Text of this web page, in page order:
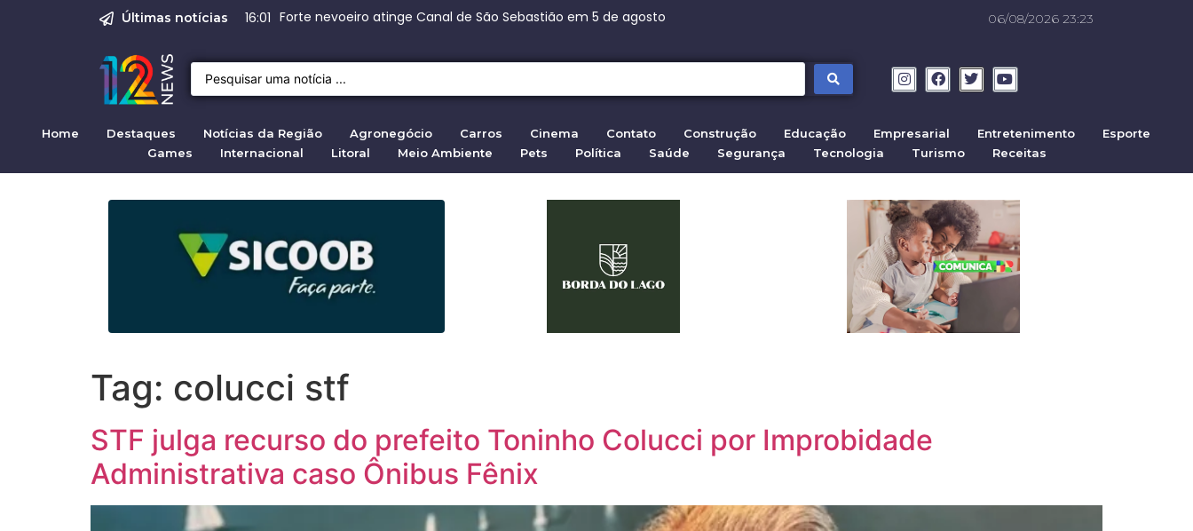
Últimas notícias 16:01 Forte nevoeiro atinge Canal de São Sebastião em 5 de agosto
BNDES aprova R$ 3,7 bi para aviões Embraer no Canadá
Justiça de SP rejeita ação da família de Moraes contra senador
Emprego em Bragança Paulista: 270 vagas na fábrica de chocolates
Empregos em Bragança Paulista: 270 vagas na fábrica de chocolates
Crise migratória em Ceuta: 72.000 entram da Marrocos em 2026 06/08/2026 23:23
Home Destaques Notícias da Região Agronegócio Carros Cinema Contato Construção Educação Empresarial Entretenimento
Esporte
Games
Internacional Litoral Meio Ambiente Pets Política Saúde Segurança Tecnologia Turismo Receitas
Tag: colucci stf
STF julga recurso do prefeito Toninho Colucci por Improbidade
Administrativa caso Ônibus Fênix